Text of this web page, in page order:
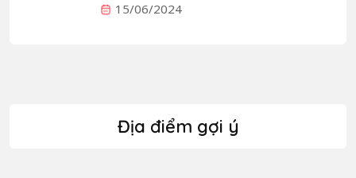
15/06/2024
Địa điểm gợi ý